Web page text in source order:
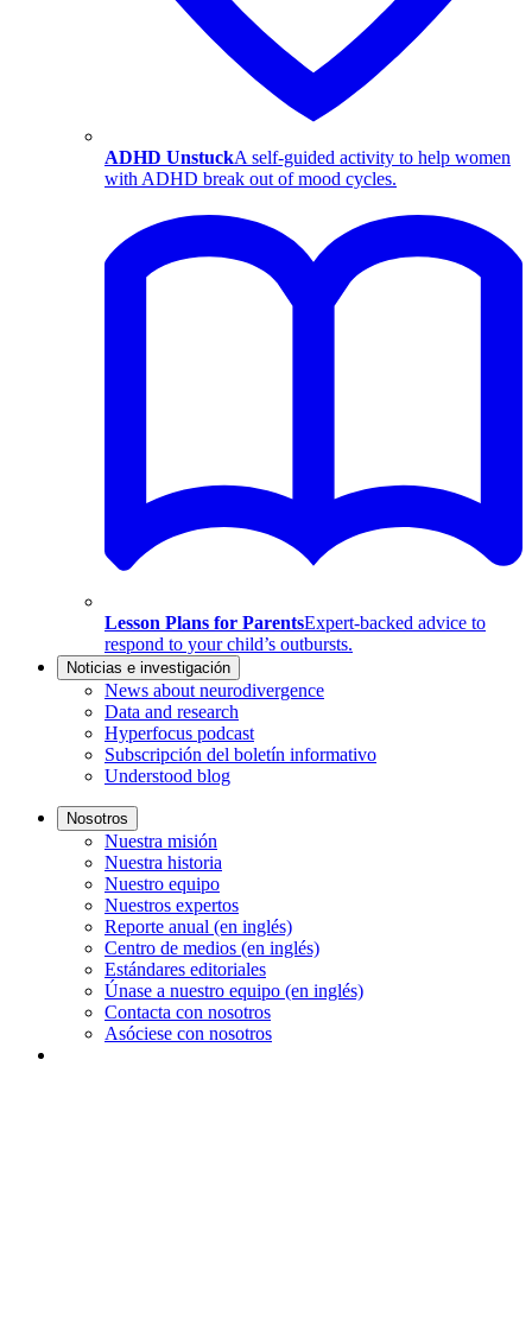
ADHD UnstuckA self-guided activity to help women
with ADHD break out of mood cycles.
Lesson Plans for ParentsExpert-backed advice to
respond to your child’s outbursts.
Noticias e investigación
News about neurodivergence
Data and research
Hyperfocus podcast
Subscripción del boletín informativo
Understood blog
Nosotros
Nuestra misión
Nuestra historia
Nuestro equipo
Nuestros expertos
Reporte anual (en inglés)
Centro de medios (en inglés)
Estándares editoriales
Únase a nuestro equipo (en inglés)
Contacta con nosotros
Asóciese con nosotros